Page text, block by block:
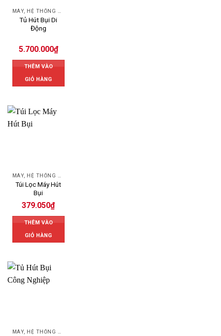
Tủ Hút Bụi Di
Động
5.700.000₫
THÊM VÀO
GIỎ HÀNG
MÁY, HỆ THỐNG HÚT LỌC BỤI
Túi Lọc Máy Hút
Bụi
379.050₫
THÊM VÀO
GIỎ HÀNG
MÁY, HỆ THỐNG HÚT LỌC BỤI